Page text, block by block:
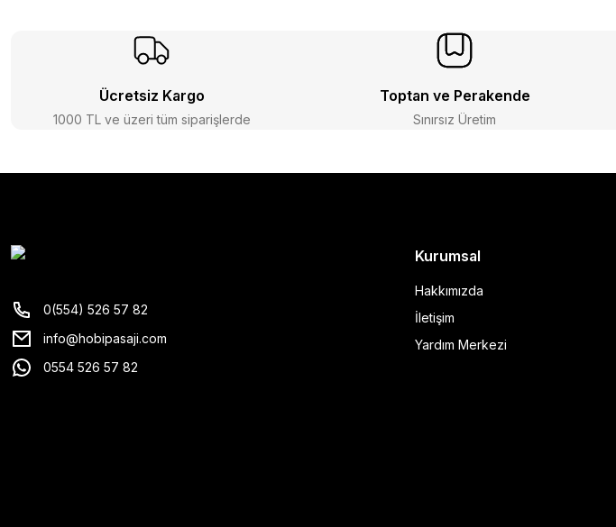
Ücretsiz Kargo
1000 TL ve üzeri tüm siparişlerde
Toptan ve Perakende
Sınırsız Üretim
0(554) 526 57 82
info@hobipasaji.com
0554 526 57 82
Kurumsal
Hakkımızda
İletişim
Yardım Merkezi